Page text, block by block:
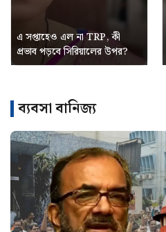
এ সপ্তাহেও এল না TRP, কী
প্রভাব পড়বে সিরিয়ালের উপর?
ব্যবসা বানিজ্য